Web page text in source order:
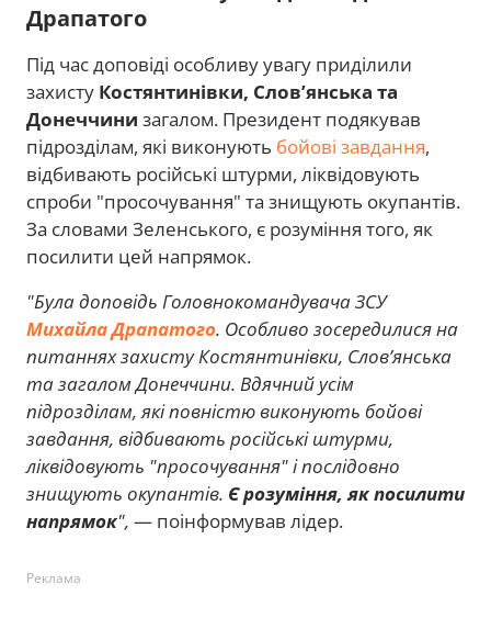
Драпатого
Під час доповіді особливу увагу приділили
захисту Костянтинівки, Слов’янська та
Донеччини загалом. Президент подякував
підрозділам, які виконують бойові завдання,
відбивають російські штурми, ліквідовують
спроби "просочування" та знищують окупантів.
За словами Зеленського, є розуміння того, як
посилити цей напрямок.
"Була доповідь Головнокомандувача ЗСУ
Михайла Драпатого. Особливо зосередилися на
питаннях захисту Костянтинівки, Слов’янська
та загалом Донеччини. Вдячний усім
підрозділам, які повністю виконують бойові
завдання, відбивають російські штурми,
ліквідовують "просочування" і послідовно
знищують окупантів. Є розуміння, як посилити
напрямок", — поінформував лідер.
Реклама